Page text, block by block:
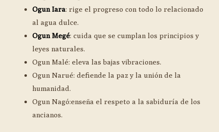
Ogun Iara: rige el progreso con todo lo relacionado
al agua dulce.
Ogun Megé: cuida que se cumplan los principios y
leyes naturales.
Ogun Malé: eleva las bajas vibraciones.
Ogun Narué: defiende la paz y la unión de la
humanidad.
Ogun Nagó:enseña el respeto a la sabiduría de los
ancianos.